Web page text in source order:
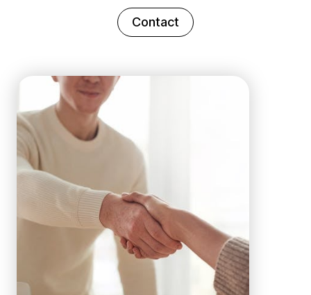
Contact